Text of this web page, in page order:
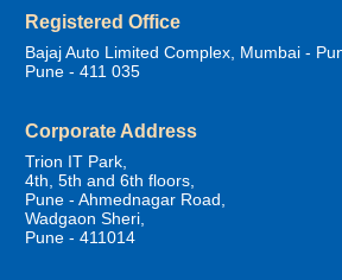
Registered Office
Bajaj Auto Limited Complex, Mumbai -
Pune - 411 035
Corporate Address
Trion IT Park,
4th, 5th and 6th floors,
Pune - Ahmednagar Road,
Wadgaon Sheri,
Pune - 411014